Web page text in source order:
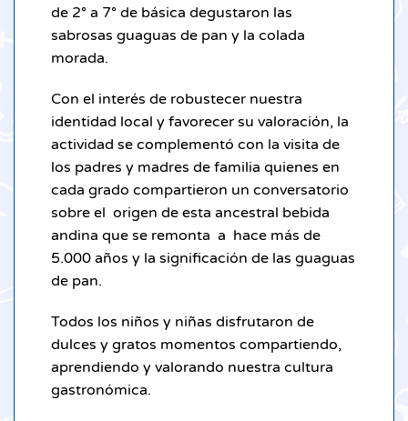
de 2° a 7° de básica degustaron las
sabrosas guaguas de pan y la colada
morada.
Con el interés de robustecer nuestra
identidad local y favorecer su valoración, la
actividad se complementó con la visita de
los padres y madres de familia quienes en
cada grado compartieron un conversatorio
sobre el origen de esta ancestral bebida
andina que se remonta a hace más de
5.000 años y la significación de las guaguas
de pan.
Todos los niños y niñas disfrutaron de
dulces y gratos momentos compartiendo,
aprendiendo y valorando nuestra cultura
gastronómica.